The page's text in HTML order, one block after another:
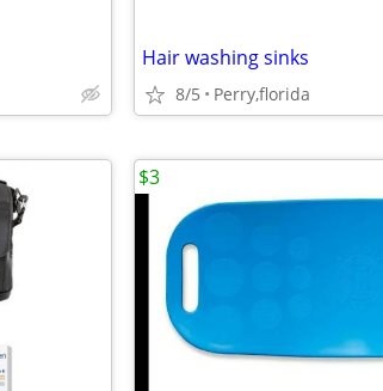
Hair washing sinks
8/5 Perry,florida
$3